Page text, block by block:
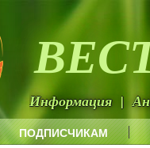
Информация |
ПОДПИСЧИКАМ